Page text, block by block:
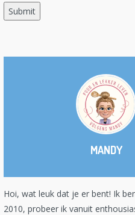
MANDY
Hoi, wat leuk dat je er bent! Ik
2010, probeer ik vanuit